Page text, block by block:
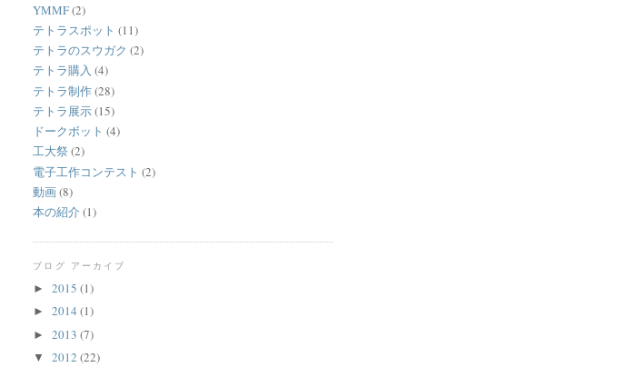
YMMF(2)
テトラスポット (11)
テトラのスウガク (2)
テトラ購入 (4)
テトラ制作(28)
テトラ展示(15)
ドークボット (4)
工大祭 (2)
電子工作コンテスト (2)
動画(8)
本の紹介 (1)
ブログ アーカイブ
►2015(1)
►2014(1)
►2013(7)
▼2012(22)